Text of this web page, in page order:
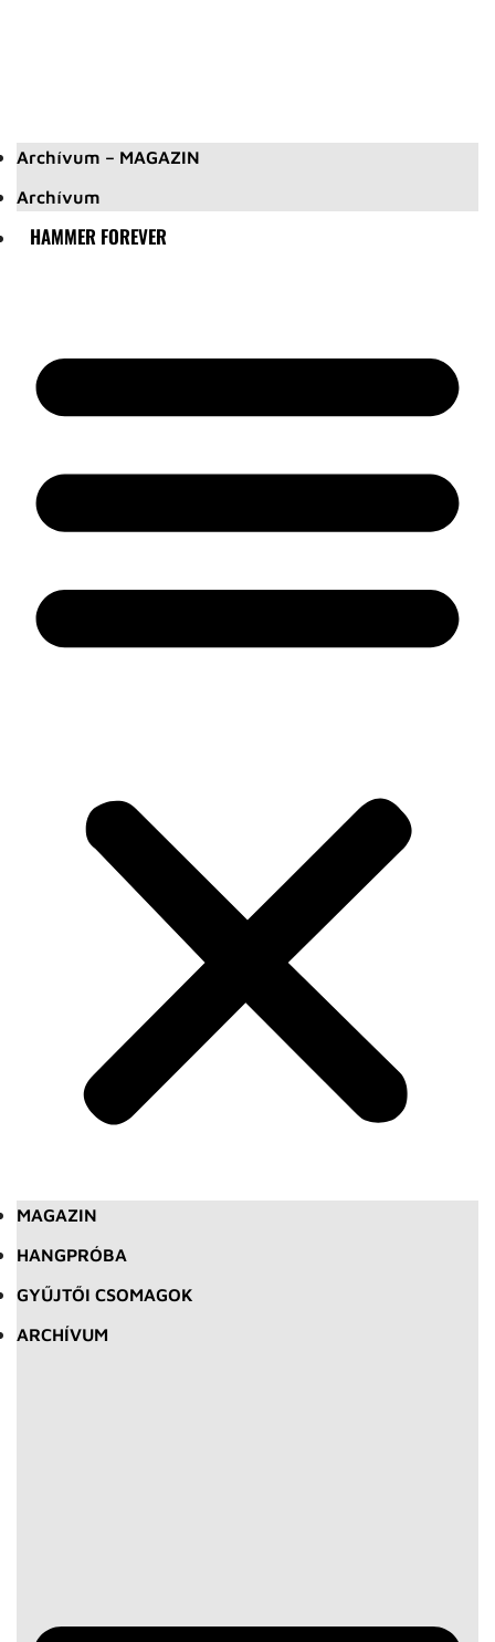
Archívum – MAGAZIN
Archívum
HAMMER FOREVER
MAGAZIN
HANGPRÓBA
GYŰJTŐI CSOMAGOK
ARCHÍVUM